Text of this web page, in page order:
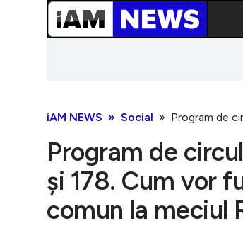
iAM NEWS Social Program de
Program de
și 178. Cum vor
comun la meciul